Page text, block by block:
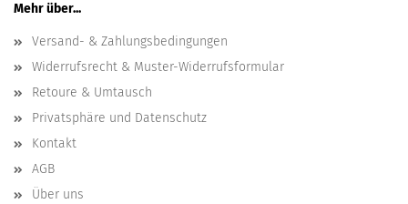
Mehr über...
Versand- & Zahlungsbedingungen
Widerrufsrecht & Muster-Widerrufsformular
Retoure & Umtausch
Privatsphäre und Datenschutz
Kontakt
AGB
Über uns